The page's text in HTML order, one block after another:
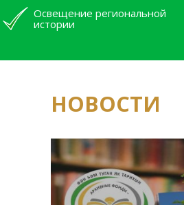
Освещение региональной
истории
НОВОСТИ
Юным